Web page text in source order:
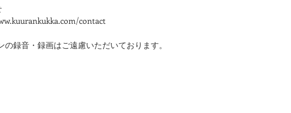
contact
の録音・録画はご遠慮いただいております。